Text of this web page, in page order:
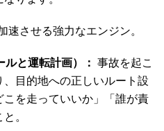
速させる強力なエンジン。
と運転計画）： 事故を起こ
目的地への正しいルート設
を走っていいか」「誰が責
。